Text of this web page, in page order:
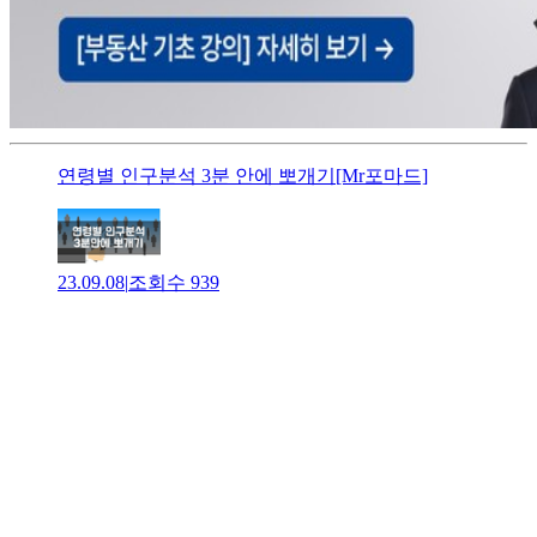
연령별 인구분석 3분 안에 뽀개기[Mr포마드]
23.09.08|조회수 939